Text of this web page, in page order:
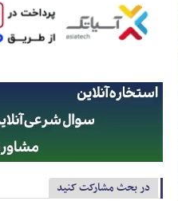
در بحث مشارکت کنید